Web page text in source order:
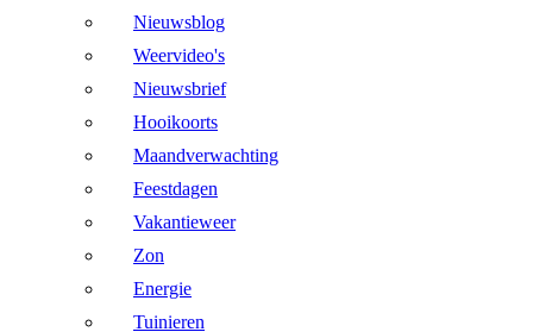
Nieuwsblog
Weervideo's
Nieuwsbrief
Hooikoorts
Maandverwachting
Feestdagen
Vakantieweer
Zon
Energie
Tuinieren